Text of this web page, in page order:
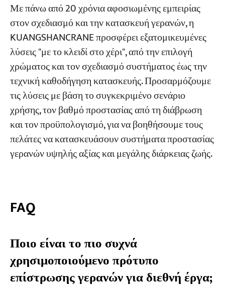
Με πάνω από 20 χρόνια αφοσιωμένης εμπειρίας
στον σχεδιασμό και την κατασκευή γερανών, η
KUANGSHANCRANE προσφέρει εξατομικευμένες
λύσεις "με το κλειδί στο χέρι", από την επιλογή
χρώματος και τον σχεδιασμό συστήματος έως την
τεχνική καθοδήγηση κατασκευής. Προσαρμόζουμε
τις λύσεις με βάση το συγκεκριμένο σενάριο
χρήσης, τον βαθμό προστασίας από τη διάβρωση
και τον προϋπολογισμό, για να βοηθήσουμε τους
πελάτες να κατασκευάσουν συστήματα προστασίας
γερανών υψηλής αξίας και μεγάλης διάρκειας ζωής.
FAQ
Ποιο είναι το πιο συχνά
χρησιμοποιούμενο πρότυπο
επίστρωσης γερανών για διεθνή έργα;